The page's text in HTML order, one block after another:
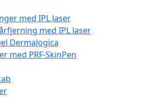
med IPL laser
med IPL laser
Dermalogica
med PRF-SkinPen